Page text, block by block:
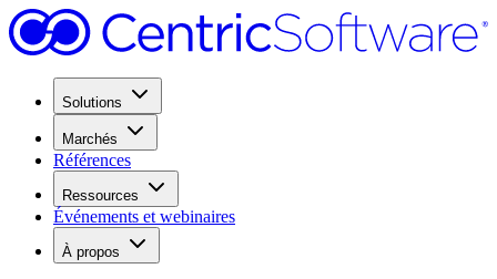
Solutions
Marchés
Références
Ressources
Événements et webinaires
À propos